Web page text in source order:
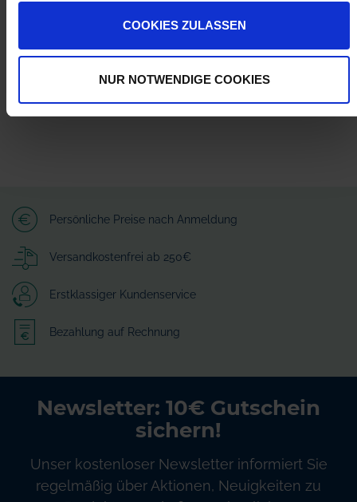
COOKIES ZULASSEN
NUR NOTWENDIGE COOKIES
info@granit-parts.com
Persönliche Preise nach Anmeldung
Versandkostenfrei ab 250€
Erstklassiger Kundenservice
Bezahlung auf Rechnung
Newsletter: 10€ Gutschein
sichern!
Unser kostenloser Newsletter informiert Sie
regelmäßig über Aktionen, Neuigkeiten zu